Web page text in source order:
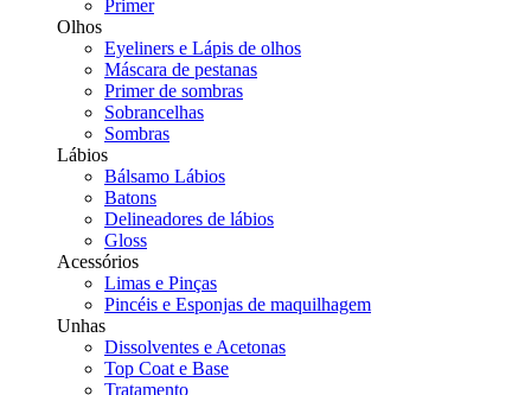
Primer
Olhos
Eyeliners e Lápis de olhos
Máscara de pestanas
Primer de sombras
Sobrancelhas
Sombras
Lábios
Bálsamo Lábios
Batons
Delineadores de lábios
Gloss
Acessórios
Limas e Pinças
Pincéis e Esponjas de maquilhagem
Unhas
Dissolventes e Acetonas
Top Coat e Base
Tratamento